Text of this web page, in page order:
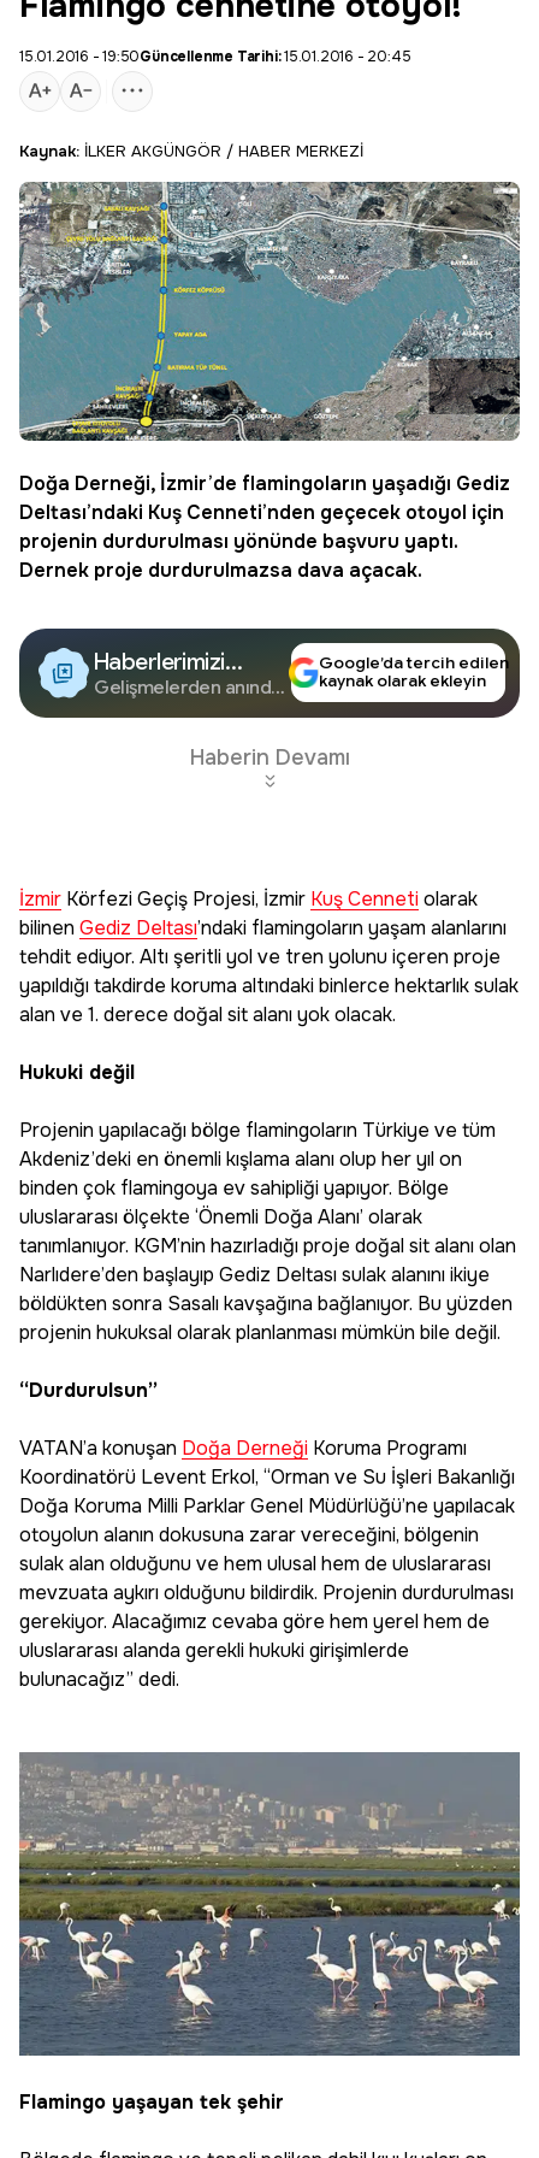
15.01.2016 - 19:50Güncellenme Tarihi:15.01.2016 - 20:45
Kaynak: İLKER AKGÜNGÖR / HABER MERKEZİ
Doğa Derneği, İzmir’de flamingoların yaşadığı Gediz
Deltası’ndaki Kuş Cenneti’nden geçecek otoyol için
projenin durdurulması yönünde başvuru yaptı.
Dernek proje durdurulmazsa dava açacak.
Haberlerimizi
Google'da Takip
Edin
Gelişmelerden anında
Google’da tercih edilen
kaynak olarak ekleyin
Haberin Devamı
İzmir Körfezi Geçiş Projesi, İzmir Kuş Cennetiolarak
bilinen Gediz Deltası’ndaki flamingoların yaşam alanlarını
tehdit ediyor. Altı şeritli yol ve tren yolunu içeren proje
yapıldığı takdirde koruma altındaki binlerce hektarlık sulak
alan ve 1. derece doğal sit alanı yok olacak.
Hukuki değil
Projenin yapılacağı bölge flamingoların Türkiye ve tüm
Akdeniz’deki en önemli kışlama alanı olup her yıl on
binden çok flamingoya ev sahipliği yapıyor. Bölge
uluslararası ölçekte ‘Önemli Doğa Alanı’ olarak
tanımlanıyor. KGM’nin hazırladığı proje doğal sit alanı olan
Narlıdere’den başlayıp Gediz Deltası sulak alanını ikiye
böldükten sonra Sasalı kavşağına bağlanıyor. Bu yüzden
projenin hukuksal olarak planlanması mümkün bile değil.
“Durdurulsun”
VATAN’a konuşan Doğa Derneği Koruma Programı
Koordinatörü Levent Erkol, “Orman ve Su İşleri Bakanlığı
Doğa Koruma Milli Parklar Genel Müdürlüğü’ne yapılacak
otoyolun alanın dokusuna zarar vereceğini, bölgenin
sulak alan olduğunu ve hem ulusal hem de uluslararası
mevzuata aykırı olduğunu bildirdik. Projenin durdurulması
gerekiyor. Alacağımız cevaba göre hem yerel hem de
uluslararası alanda gerekli hukuki girişimlerde
bulunacağız” dedi.
Flamingo yaşayan tek şehir